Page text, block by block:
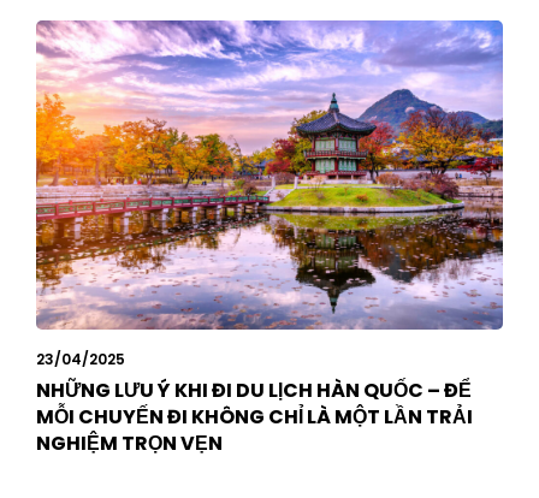
23/04/2025
NHỮNG LƯU Ý KHI ĐI DU LỊCH HÀN QUỐC – ĐỂ
MỖI CHUYẾN ĐI KHÔNG CHỈ LÀ MỘT LẦN TRẢI
NGHIỆM TRỌN VẸN